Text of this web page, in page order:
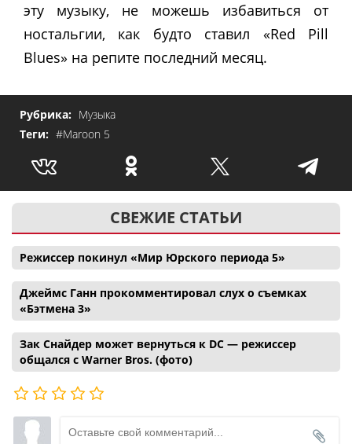
эту музыку, не можешь избавиться от
ностальгии, как будто ставил «Red Pill
Blues» на репите последний месяц.
Рубрика: Музыка
Теги: #Maroon 5
СВЕЖИЕ СТАТЬИ
Режиссер покинул «Мир Юрского периода 5»
Джеймс Ганн прокомментировал слух о съемках
«Бэтмена 3»
Зак Снайдер может вернуться к DC — режиссер
общался с Warner Bros. (фото)